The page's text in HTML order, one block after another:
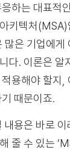
하는 대표적
키텍처(MSA)
많은 기업에게
다. 이론은 알
용해야 할지,
때문이죠.
내용은 바로 이
줄 수 있는